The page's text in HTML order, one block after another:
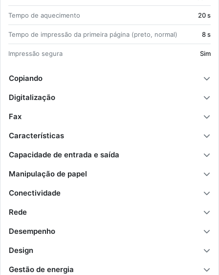
Tempo de aque­ci­mento 20 s
Tempo de im­pressão da pri­meira pá­gina (preto, normal) 8 s
Im­pressão se­gura Sim
Copiando
Digitalização
Fax
Características
Capacidade de entrada e saída
Manipulação de papel
Conectividade
Rede
Desempenho
Design
Gestão de energia